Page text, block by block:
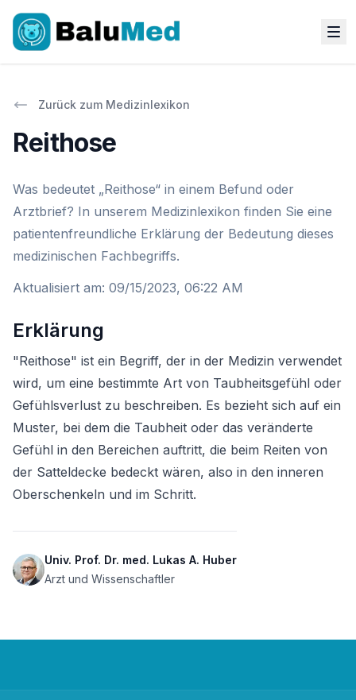
Zurück zum Medizinlexikon
Reithose
Was bedeutet „Reithose“ in einem Befund oder
Arztbrief? In unserem Medizinlexikon finden Sie eine
patientenfreundliche Erklärung der Bedeutung dieses
medizinischen Fachbegriffs.
Aktualisiert am: 09/15/2023, 06:22 AM
Erklärung
"Reithose" ist ein Begriff, der in der Medizin verwendet
wird, um eine bestimmte Art von Taubheitsgefühl oder
Gefühlsverlust zu beschreiben. Es bezieht sich auf ein
Muster, bei dem die Taubheit oder das veränderte
Gefühl in den Bereichen auftritt, die beim Reiten von
der Satteldecke bedeckt wären, also in den inneren
Oberschenkeln und im Schritt.
Univ. Prof. Dr. med. Lukas A. Huber
Arzt und Wissenschaftler